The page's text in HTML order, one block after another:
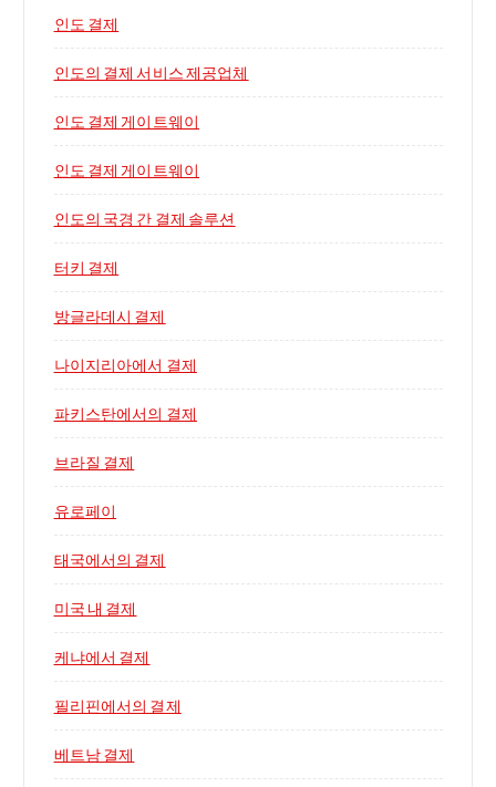
인도 결제
인도의 결제 서비스 제공업체
인도 결제 게이트웨이
인도 결제 게이트웨이
인도의 국경 간 결제 솔루션
터키 결제
방글라데시 결제
나이지리아에서 결제
파키스탄에서의 결제
브라질 결제
유로페이
태국에서의 결제
미국 내 결제
케냐에서 결제
필리핀에서의 결제
베트남 결제